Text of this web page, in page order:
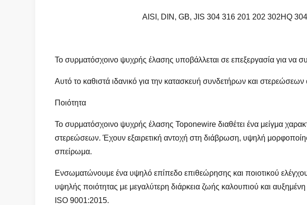
AISI, DIN, GB, JIS 304 316 201 202 302HQ
Το συρματόσχοινο ψυχρής έλασης υποβάλλεται σε επεξεργασία για να
Αυτό το καθιστά ιδανικό για την κατασκευή συνδετήρων και
Ποιότητα
Το συρματόσχοινο ψυχρής έλασης Toponewire διαθέτει ένα μείγμα
στερεώσεων. Έχουν εξαιρετική αντοχή στη διάβρωση, υψηλή
σπείρωμα.
Ενσωματώνουμε ένα υψηλό επίπεδο επιθεώρησης και ποιοτικού
υψηλής ποιότητας με μεγαλύτερη διάρκεια ζωής καλουπιού και
ISO 9001:2015.